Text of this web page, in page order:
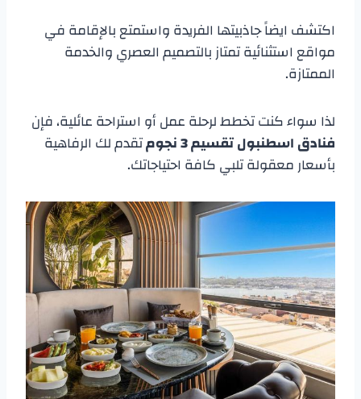
اكتشف ايضاً جاذبيتها الفريدة واستمتع بالإقامة في
مواقع استثنائية تمتاز بالتصميم العصري والخدمة
الممتازة.
لذا سواء كنت تخطط لرحلة عمل أو استراحة عائلية، فإن
فنادق اسطنبول تقسيم 3 نجوم
تقدم لك الرفاهية
بأسعار معقولة تلبي كافة احتياجاتك.